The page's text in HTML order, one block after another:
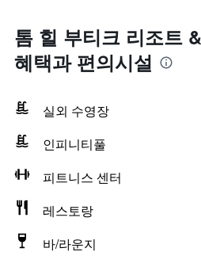
톰 힐 부티크 리조트
혜택​과 편의시설
실외 수영장
인피니티풀
피트니스 센터
레스토랑
바/라운지